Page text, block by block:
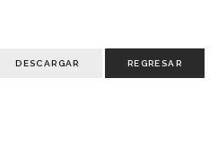
DESCARGAR REGRESAR